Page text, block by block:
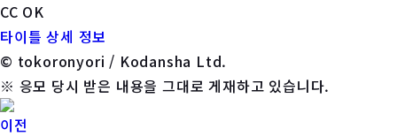
CC OK
타이틀 상세 정보
© tokoronyori / Kodansha Ltd.
※ 응모 당시 받은 내용을 그대로 게재하고 있습니다.
이전